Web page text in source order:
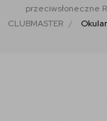
przeciwsłoneczne
CLUBMASTER